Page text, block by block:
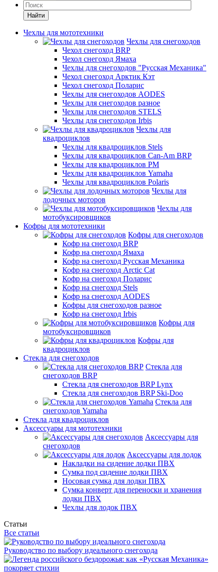
Найти
Чехлы для мототехники
Чехлы для снегоходов
Чехол снегоход BRP
Чехол снегоход Ямаха
Чехлы для снегоходов "Русская Механика"
Чехол снегоход Арктик Кэт
Чехол снегоход Поларис
Чехлы для снегоходов AODES
Чехлы для снегоходов разное
Чехлы для снегоходов STELS
Чехлы для снегоходов Irbis
Чехлы для
квадроциклов
Чехлы для квадроциклов Stels
Чехлы для квадроциклов Can-Am BRP
Чехлы для квадроциклов РМ
Чехлы для квадроциклов Yamaha
Чехлы для квадроциклов Polaris
Чехлы для
лодочных моторов
Чехлы для
мотобуксировщиков
Кофры для мототехники
Кофры для снегоходов
Кофр на снегоход BRP
Кофр на снегоход Ямаха
Кофр на снегоход Русская Механика
Кофр на снегоход Arctic Cat
Кофр на снегоход Поларис
Кофр на снегоход Stels
Кофр на снегоход AODES
Кофры для снегоходов разное
Кофр на снегоход Irbis
Кофры для
мотобуксировщиков
Кофры для
квадроциклов
Стекла для снегоходов
Стекла для
снегоходов BRP
Стекла для снегоходов BRP Lynx
Стекла для снегоходов BRP Ski-Doo
Стекла для
снегоходов Yamaha
Стекла для квадроциклов
Аксессуары для мототехники
Аксессуары для
снегоходов
Аксессуары для лодок
Накладки на сидение лодки ПВХ
Сумка под сидение лодки ПВХ
Носовая сумка для лодки ПВХ
Сумка конверт для переноски и хранения
лодки ПВХ
Чехлы для лодок ПВХ
Статьи
Все статьи
Руководство по выбору идеального снегохода